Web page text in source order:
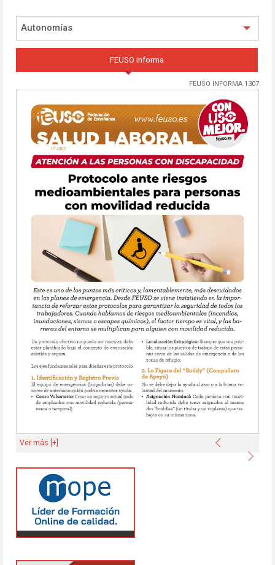
Autonomías
FEUSO informa
FEUSO INFORMA 1307
Anterior
Ver más [+]